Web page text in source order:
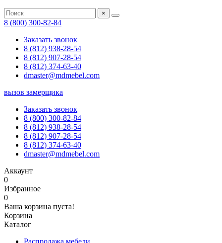
×
8 (800) 300-82-84
Заказать звонок
8 (812) 938-28-54
8 (812) 907-28-54
8 (812) 374-63-40
dmaster@mdmebel.com
вызов замерщика
Заказать звонок
8 (800) 300-82-84
8 (812) 938-28-54
8 (812) 907-28-54
8 (812) 374-63-40
dmaster@mdmebel.com
Аккаунт
0
Избранное
0
Ваша корзина пуста!
Корзина
Каталог
Распродажа мебели